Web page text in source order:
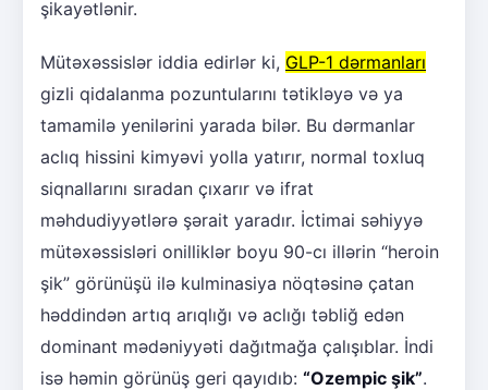
şikayətlənir.
Mütəxəssislər iddia edirlər ki, GLP-1 dərmanları
gizli qidalanma pozuntularını tətikləyə və ya
tamamilə yenilərini yarada bilər. Bu dərmanlar
aclıq hissini kimyəvi yolla yatırır, normal toxluq
siqnallarını sıradan çıxarır və ifrat
məhdudiyyətlərə şərait yaradır. İctimai səhiyyə
mütəxəssisləri onilliklər boyu 90-cı illərin “heroin
şik” görünüşü ilə kulminasiya nöqtəsinə çatan
həddindən artıq arıqlığı və aclığı təbliğ edən
dominant mədəniyyəti dağıtmağa çalışıblar. İndi
isə həmin görünüş geri qayıdıb: “Ozempic şik”.